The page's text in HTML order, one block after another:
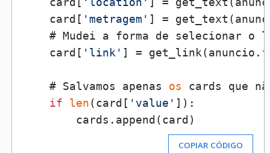
    card[
'metragem' ] =
# Mudei a forma de selecionar o
    card[
'link' ] = get_link(anuncio.
    # Salvamos apenas
os cards que
if
len(card[ 'value' ]):
        cards.append(card)
COPIAR CÓDIGO